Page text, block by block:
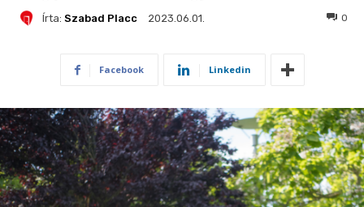
Írta: Szabad Placc 2023.06.01. 0
Facebook Linkedin